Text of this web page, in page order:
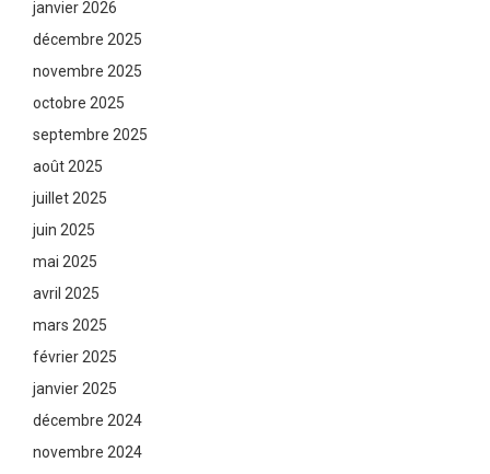
janvier 2026
décembre 2025
novembre 2025
octobre 2025
septembre 2025
août 2025
juillet 2025
juin 2025
mai 2025
avril 2025
mars 2025
février 2025
janvier 2025
décembre 2024
novembre 2024